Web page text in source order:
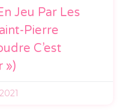
Jeu Par Les
Pierre
C’est
»)